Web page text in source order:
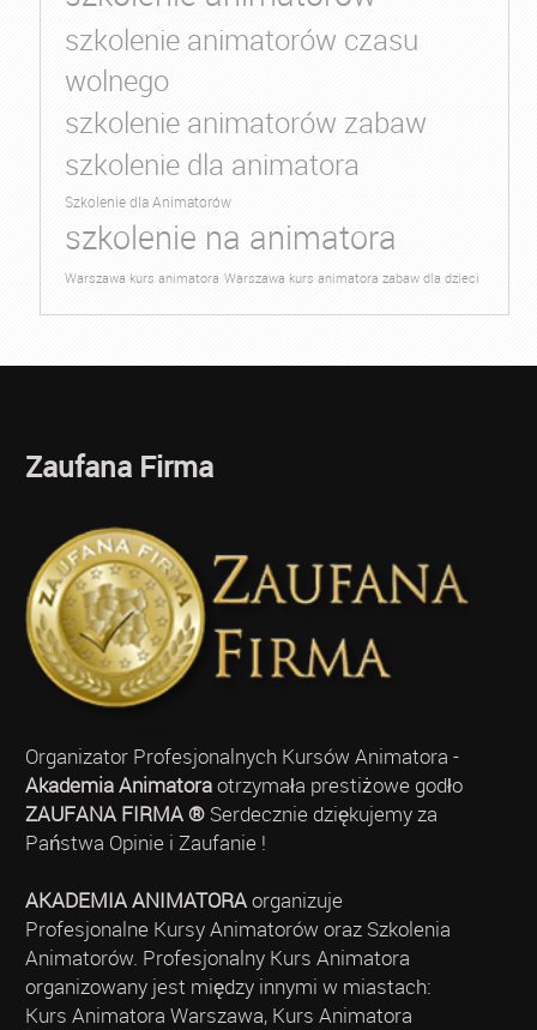
szkolenie animatorów czasu
wolnego
szkolenie animatorów zabaw
szkolenie dla animatora
Szkolenie dla Animatorów
szkolenie na animatora
Warszawa kurs animatora Warszawa kurs animatora zabaw dla dzieci
Zaufana Firma
Organizator Profesjonalnych Kursów Animatora -
Akademia Animatoraotrzymała prestiżowe godło
ZAUFANA FIRMA ®Serdecznie dziękujemy za
Państwa Opinie i Zaufanie !
AKADEMIA ANIMATORAorganizuje
Profesjonalne Kursy Animatorów oraz Szkolenia
Animatorów. Profesjonalny Kurs Animatora
organizowany jest między innymi w miastach:
Kurs Animatora Warszawa, Kurs Animatora